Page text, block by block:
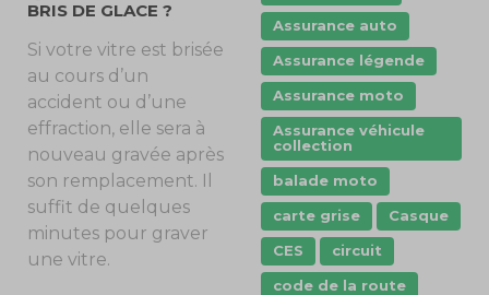
BRIS DE GLACE ?
Si votre vitre est brisée
au cours d’un
accident ou d’une
effraction, elle sera à
nouveau gravée après
son remplacement. Il
suffit de quelques
minutes pour graver
une vitre.
Assurance auto
Assurance légende
Assurance moto
Assurance véhicule
collection
balade moto
carte grise
Casque
CES
circuit
code de la route